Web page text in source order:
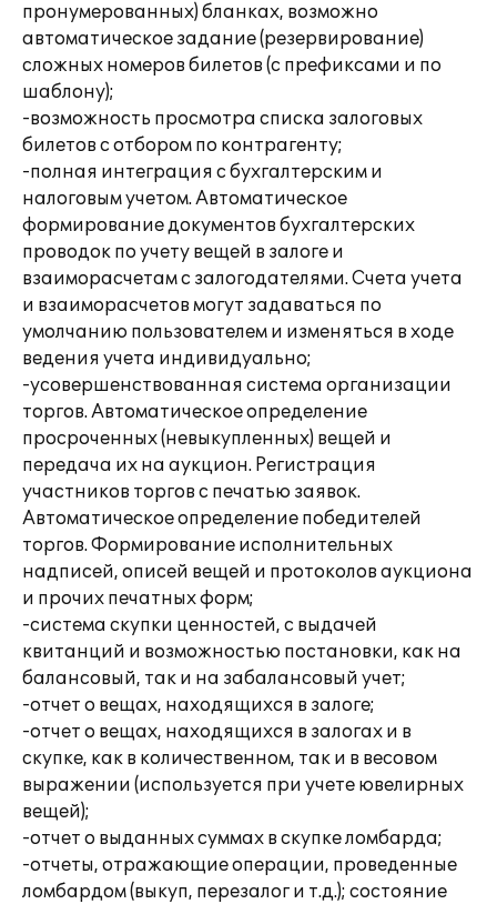
пронумерованных) бланках, возможно
автоматическое задание (резервирование)
сложных номеров билетов (с префиксами и по
шаблону);
-возможность просмотра списка залоговых
билетов с отбором по контрагенту;
-полная интеграция с бухгалтерским и
налоговым учетом. Автоматическое
формирование документов бухгалтерских
проводок по учету вещей в залоге и
взаиморасчетам с залогодателями. Счета учета
и взаиморасчетов могут задаваться по
умолчанию пользователем и изменяться в ходе
ведения учета индивидуально;
-усовершенствованная система организации
торгов. Автоматическое определение
просроченных (невыкупленных) вещей и
передача их на аукцион. Регистрация
участников торгов с печатью заявок.
Автоматическое определение победителей
торгов. Формирование исполнительных
надписей, описей вещей и протоколов аукциона
и прочих печатных форм;
-система скупки ценностей, с выдачей
квитанций и возможностью постановки, как на
балансовый, так и на забалансовый учет;
-отчет о вещах, находящихся в залоге;
-отчет о вещах, находящихся в залогах и в
скупке, как в количественном, так и в весовом
выражении (используется при учете ювелирных
вещей);
-отчет о выданных суммах в скупке ломбарда;
-отчеты, отражающие операции, проведенные
ломбардом (выкуп, перезалог и т.д.); состояние